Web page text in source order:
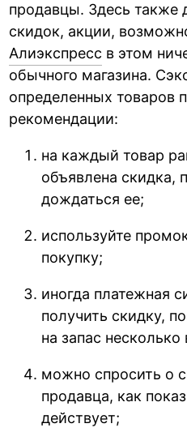
продавцы. Здесь также
скидок, акции,
Алиэкспресс в этом
обычного магазина.
определенных товаров
рекомендации:
на каждый товар
объявлена скидка,
дождаться ее;
используйте
покупку;
иногда платежная
получить скидку,
на запас
можно спросить о
продавца, как
действует;